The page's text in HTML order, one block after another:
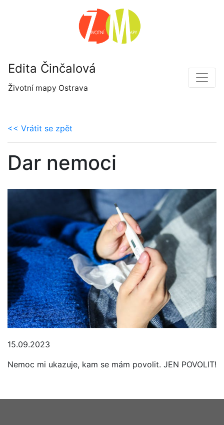
Edita Činčalová
Životní mapy Ostrava
<< Vrátit se zpět
Dar nemoci
15.09.2023
Nemoc mi ukazuje, kam se mám povolit. JEN POVOLIT!